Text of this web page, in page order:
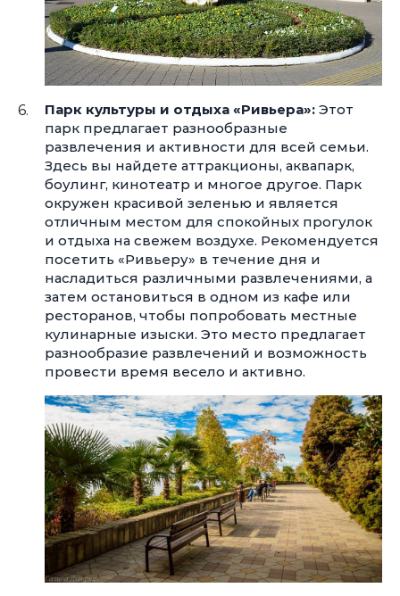
Парк культуры и отдыха «Ривьера»: Этот
парк предлагает разнообразные
развлечения и активности для всей семьи.
Здесь вы найдете аттракционы, аквапарк,
боулинг, кинотеатр и многое другое. Парк
окружен красивой зеленью и является
отличным местом для спокойных прогулок
и отдыха на свежем воздухе. Рекомендуется
посетить «Ривьеру» в течение дня и
насладиться различными развлечениями, а
затем остановиться в одном из кафе или
ресторанов, чтобы попробовать местные
кулинарные изыски. Это место предлагает
разнообразие развлечений и возможность
провести время весело и активно.